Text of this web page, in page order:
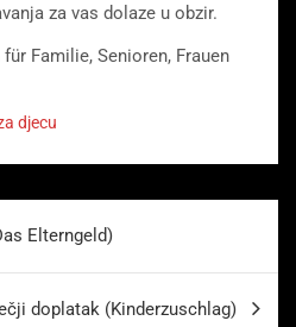
za vas dolaze u obzir.
Familie, Senioren, Frauen
djecu
Elterngeld)
doplatak (Kinderzuschlag)